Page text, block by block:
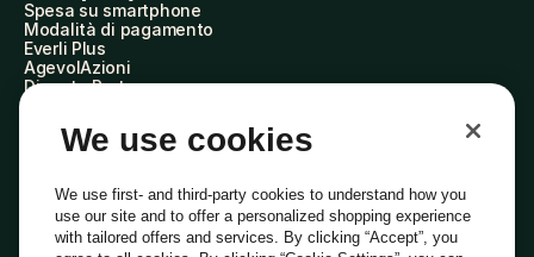
Spesa su smartphone
Modalità di pagamento
Everli Plus
AgevolAzioni
Diventa Partner
Everli Shoppers
About Us
Everli News
Domande frequenti
Lavora con noi
Diventa Shopper
We use cookies
We use first- and third-party cookies to understand how you
use our site and to offer a personalized shopping experience
with tailored offers and services. By clicking “Accept”, you